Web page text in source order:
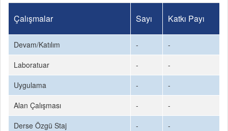
Çalışmalar Sayı Katkı Payı
Devam/Katılım -
-
Laboratuar
-
-
Uygulama
-
-
Alan Çalışması
-
-
Derse Özgü Staj
-
-